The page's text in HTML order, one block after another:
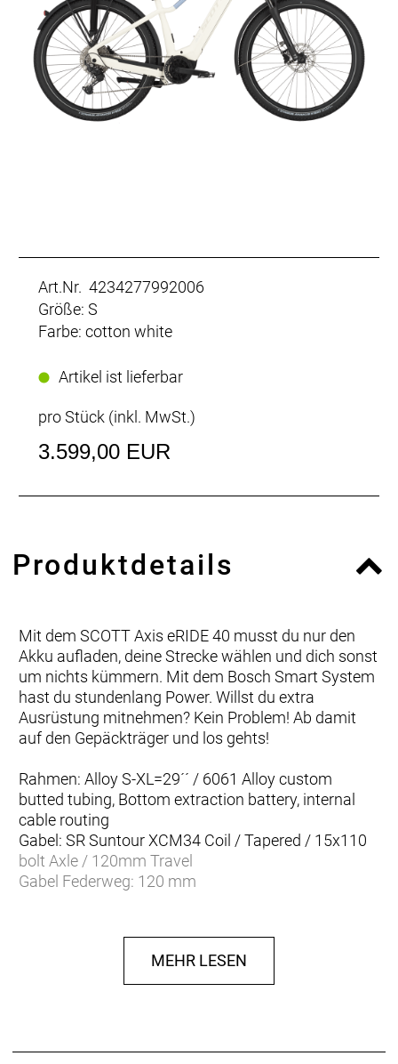
Art.Nr. 4234277992006
Größe: S
Farbe: cotton white
Artikel ist lieferbar
pro Stück (inkl. MwSt.)
3.599,00 EUR
Produktdetails
Mit dem SCOTT Axis eRIDE 40 musst du nur den
Akku aufladen, deine Strecke wählen und dich sonst
um nichts kümmern. Mit dem Bosch Smart System
hast du stundenlang Power. Willst du extra
Ausrüstung mitnehmen? Kein Problem! Ab damit
auf den Gepäckträger und los gehts!
Rahmen: Alloy S-XL=29´´ / 6061 Alloy custom
butted tubing, Bottom extraction battery, internal
cable routing
Gabel: SR Suntour XCM34 Coil / Tapered / 15x110
bolt Axle / 120mm Travel
Gabel Federweg: 120 mm
Anzahl Gänge: 10
Zahnkranz: Shimano CS-LG40010 11-48T 10 Speed
MEHR LESEN